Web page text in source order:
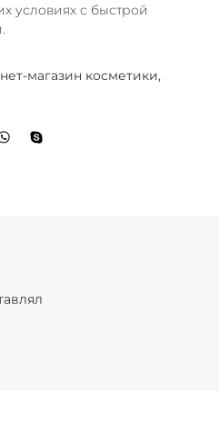
условиях с быстрой
магазин косметики,